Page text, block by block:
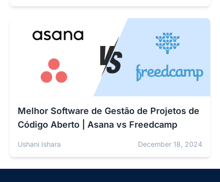
Melhor Software de Gestão de Projetos de
Código Aberto | Asana vs Freedcamp
Ushani Ishara December 18, 2024